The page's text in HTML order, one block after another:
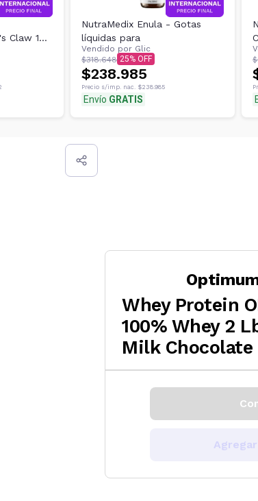
Claw 180
NutraMedix Enula - Gotas
líquidas para
Vendido por Glic
$318.648 25
$238.985
Precio s/imp. nac. $238.985
Envío GRATIS
Whey Protein
100% Whey 2
Milk Chocolate